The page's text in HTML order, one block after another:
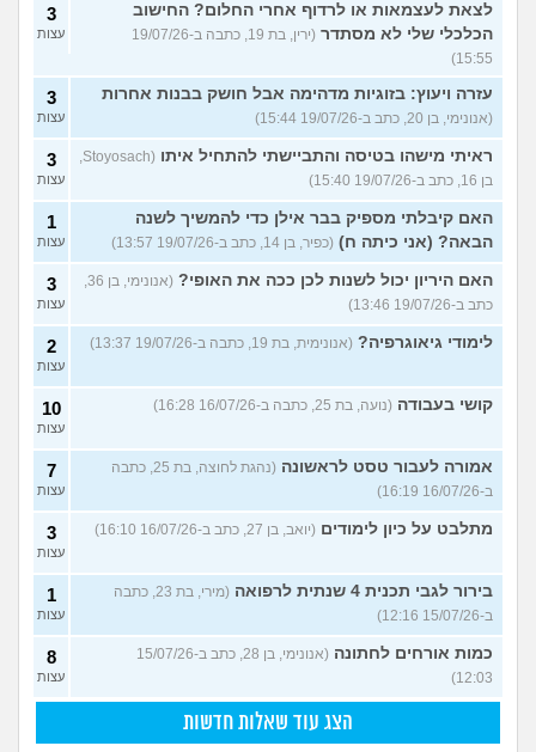
לצאת לעצמאות או לרדוף אחרי החלום? החישוב
הכלכלי שלי לא מסתדר
(ירין, בת 19, כתבה ב-19/07/26
15:55)
3
עצות
עזרה ויעוץ: בזוגיות מדהימה אבל חושק בבנות אחרות
(אנונימי, בן 20, כתב ב-19/07/26 15:44)
3
עצות
ראיתי מישהו בטיסה והתביישתי להתחיל איתו
(Stoyosach,
בן 16, כתב ב-19/07/26 15:40)
3
עצות
האם קיבלתי מספיק בבר אילן כדי להמשיך לשנה
הבאה? (אני כיתה ח) (כפיר, בן 14, כתב ב-19/07/26 13:57)
1
עצות
האם היריון יכול לשנות לכן ככה את האופי?
(אנונימי, בן 36,
כתב ב-19/07/26 13:46)
3
עצות
לימודי גיאוגרפיה? (אנונימית, בת 19, כתבה ב-19/07/26 13:37) 2
עצות
קושי בעבודה (נועה, בת 25, כתבה ב-16/07/26 16:28) 10
עצות
אמורה לעבור טסט לראשונה
(נהגת לחוצה, בת 25, כתבה
ב-16/07/26 16:19)
7
עצות
מתלבט על כיון לימודים (יואב, בן 27, כתב ב-16/07/26 16:10) 3
עצות
בירור לגבי תכנית 4 שנתית לרפואה
(מירי, בת 23, כתבה
ב-15/07/26 12:16)
1
עצות
כמות אורחים לחתונה
(אנונימי, בן 28, כתב ב-15/07/26
12:03)
8
עצות
הצג עוד שאלות חדשות